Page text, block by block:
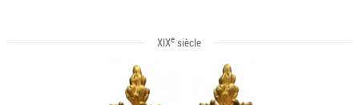
XIXe siècle